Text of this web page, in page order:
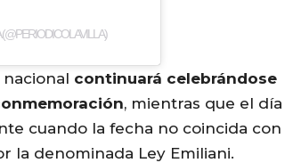
continuará celebrándose
, mientras que el día
cuando la fecha no coincida con
la denominada Ley Emiliani.